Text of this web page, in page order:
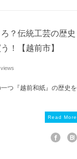
？伝統工芸の歴史
！【越前市】
つ『越前和紙』の歴史を
Read More